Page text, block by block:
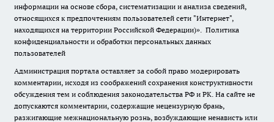
информации на основе сбора, систематизации и анализа сведений,
относящихся к предпочтениям пользователей сети "Интернет",
находящихся на территории Российской Федерации)». Политика
конфиденциальности и обработки персональных данных
пользователей
Администрация портала оставляет за собой право модерировать
комментарии, исходя из соображений сохранения конструктивности
обсуждения тем и соблюдения законодательства РФ и РК. На сайте не
допускаются комментарии, содержащие нецензурную брань,
разжигающие межнациональную рознь, возбуждающие ненависть или